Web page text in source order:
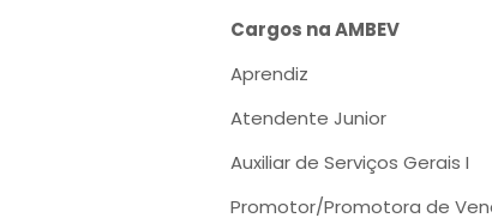
Cargos na AMBEV
Aprendiz
Atendente Junior
Auxiliar de Serviços Gerais I
Promotor/Promotora de